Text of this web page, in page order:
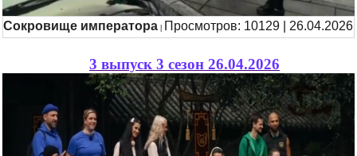
Сокровище императора Просмотров: 10129 | 26.04.2026
3 выпуск 3 сезон 26.04.2026